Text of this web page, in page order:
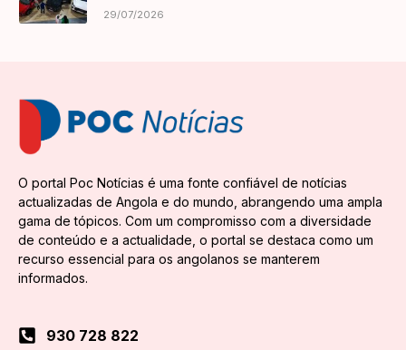
29/07/2026
O portal Poc Notícias é uma fonte confiável de notícias
actualizadas de Angola e do mundo, abrangendo uma ampla
gama de tópicos. Com um compromisso com a diversidade
de conteúdo e a actualidade, o portal se destaca como um
recurso essencial para os angolanos se manterem
informados.
930 728 822